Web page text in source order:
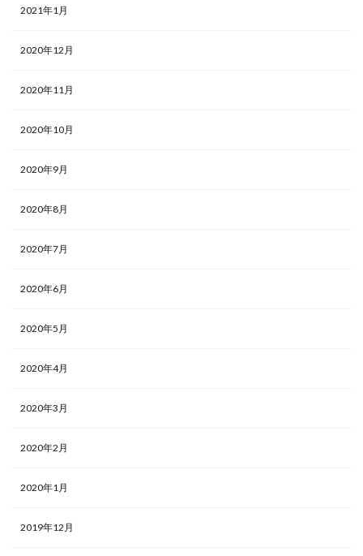
2021年1月
2020年12月
2020年11月
2020年10月
2020年9月
2020年8月
2020年7月
2020年6月
2020年5月
2020年4月
2020年3月
2020年2月
2020年1月
2019年12月